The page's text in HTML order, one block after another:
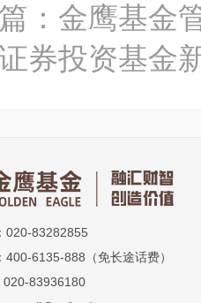
：金鹰基金
券投资基金
：020-83282855
：400-6135-888（免长途话费）